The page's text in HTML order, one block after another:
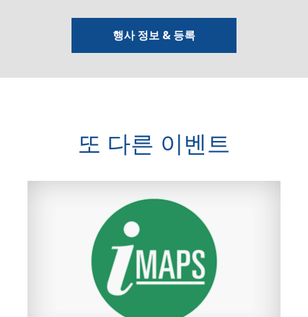
행사 정보 & 등록
또 다른 이벤트